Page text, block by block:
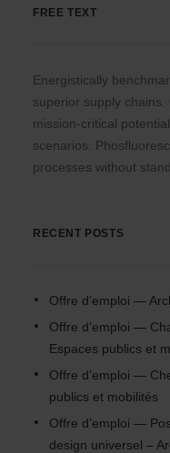
FREE TEXT
Energistically
superior supply
mission-critical
scenarios.
processes without
RECENT POSTS
Offre d’emploi —
Offre d’emploi —
Espaces publics et
Offre d’emploi —
publics et mobilités
Offre d’emploi —
design universel –